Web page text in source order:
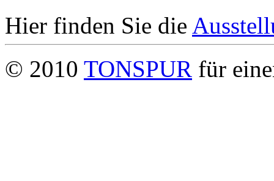
Hier finden Sie die
© 2010 TONSPUR für